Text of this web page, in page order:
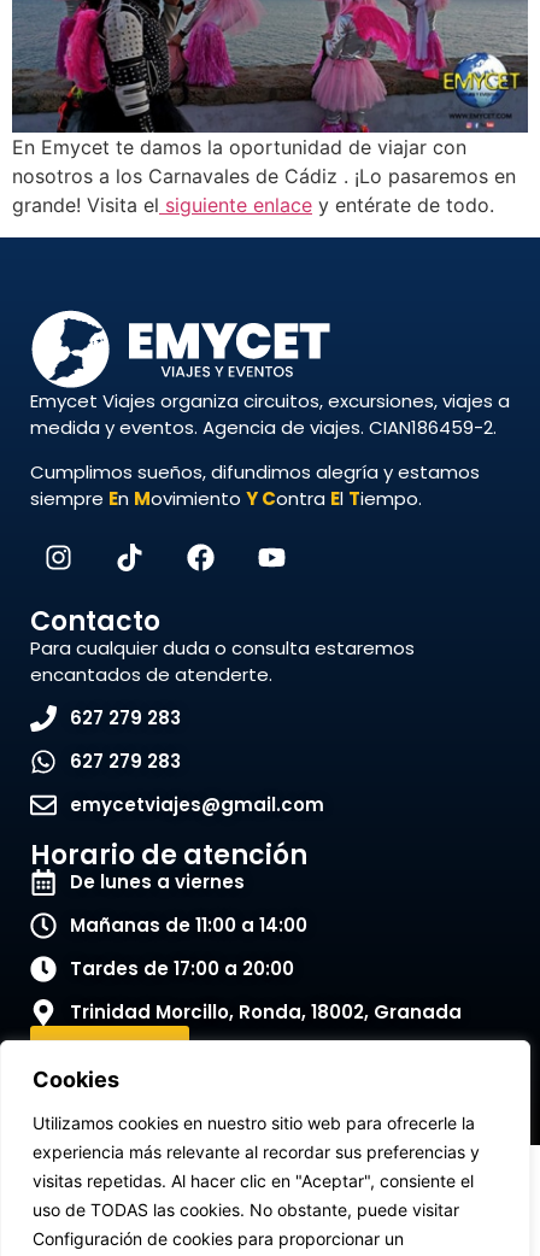
Cookies
Utilizamos cookies en nuestro sitio web para ofrecerle la
experiencia más relevante al recordar sus preferencias y
visitas repetidas. Al hacer clic en "Aceptar", consiente el
uso de TODAS las cookies. No obstante, puede visitar
Configuración de cookies para proporcionar un
En Emycet te damos la oportunidad de viajar con
nosotros a los Carnavales de Cádiz . ¡Lo pasaremos en
grande! Visita el siguiente enlace y entérate de todo.
Emycet Viajes organiza circuitos, excursiones, viajes a
medida y eventos. Agencia de viajes. CIAN186459-2.
Cumplimos sueños, difundimos alegría y estamos
siempre En Movimiento YContra El Tiempo.
Contacto
Para cualquier duda o consulta estaremos
encantados de atenderte.
627 279 283
627 279 283
emycetviajes@gmail.com
Horario de atención
De lunes a viernes
Mañanas de 11:00 a 14:00
Tardes de 17:00 a 20:00
Trinidad Morcillo, Ronda, 18002, Granada
Aviso legal
Política de cookies
Política de privacidad
Términos y condiciones